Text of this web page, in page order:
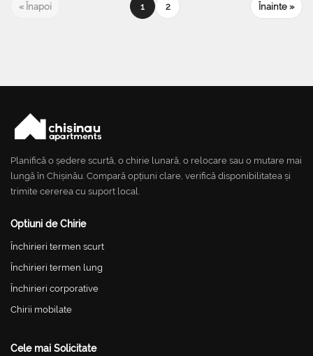
« Înapoi 1 2 Înainte »
Planifică o ședere scurtă, o chirie lunară, o relocare sau o mutare mai
lungă în Chișinău. Compară opțiuni clare, verifică disponibilitatea și
trimite cererea cu suport local.
Optiuni de Chirie
Închirieri termen scurt
Închirieri termen lung
Închirieri corporative
Chirii mobilate
Cele mai Solicitate